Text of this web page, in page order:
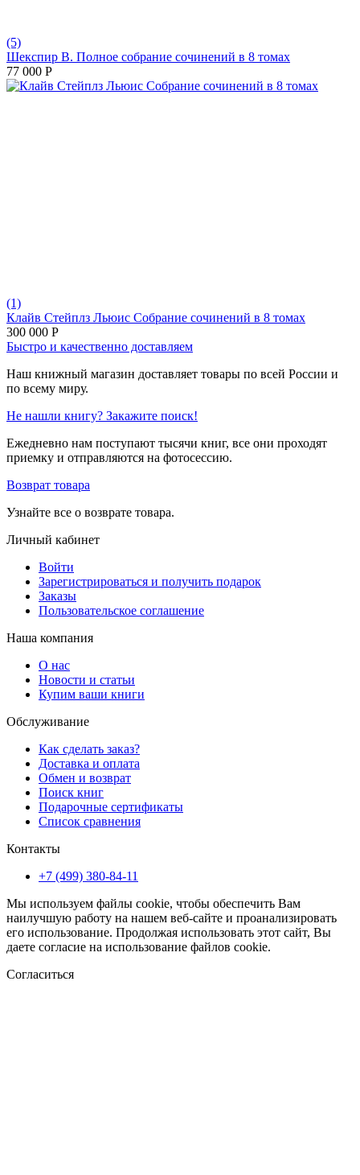
(5)
Шекспир В. Полное собрание сочинений в 8 томах
77 000 Р
(1)
Клайв Стейплз Льюис Собрание сочинений в 8 томах
300 000 Р
Быстро и качественно доставляем
Наш книжный магазин доставляет товары по всей России и
по всему миру.
Не нашли книгу? Закажите поиск!
Ежедневно нам поступают тысячи книг, все они проходят
приемку и отправляются на фотосессию.
Возврат товара
Узнайте все о возврате товара.
Личный кабинет
Войти
Зарегистрироваться и получить подарок
Заказы
Пользовательское соглашение
Наша компания
О нас
Новости и статьи
Купим ваши книги
Обслуживание
Как сделать заказ?
Доставка и оплата
Обмен и возврат
Поиск книг
Подарочные сертификаты
Список сравнения
Контакты
+7 (499) 380-84-11
Мы используем файлы cookie, чтобы обеспечить Вам
наилучшую работу на нашем веб-сайте и проанализировать
его использование. Продолжая использовать этот сайт, Вы
даете согласие на использование файлов cookie.
Согласиться